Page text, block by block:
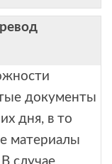
документы
дня, в то
материалы